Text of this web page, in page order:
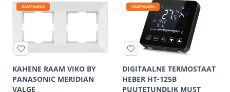
KAMPAANIA
KAHENE RAAM VIKO BY
PANASONIC MERIDIAN
VALGE
KAMPAANIA
DIGITAALNE TERMOSTAAT
HEBER HT-125B
PUUTETUNDLIK MUST